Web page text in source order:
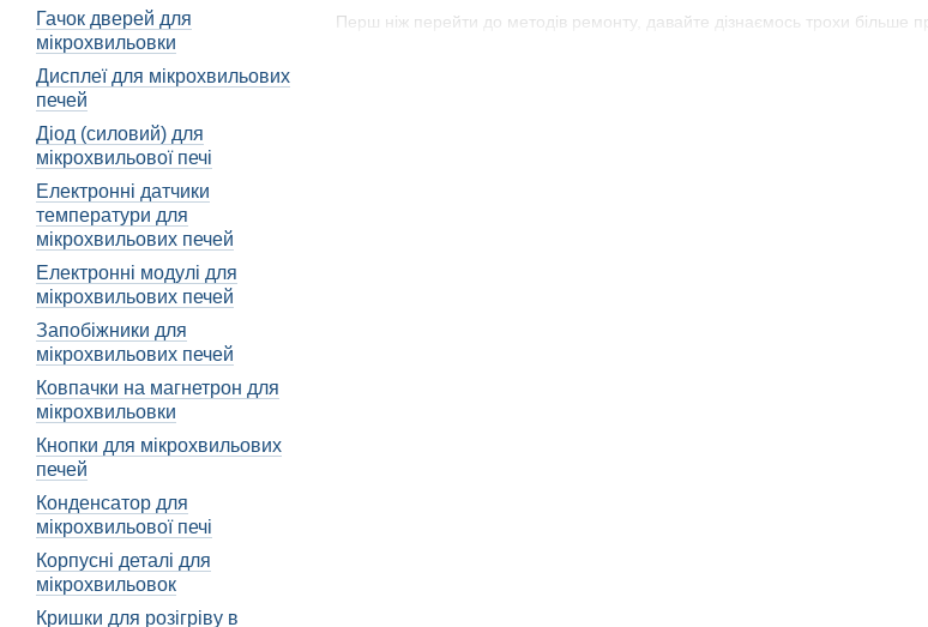
Перш ніж перейти до методів ремонту, давайте дізнаємось трохи більше
Гачок дверей для
мікрохвильовки
Дисплеї для мікрохвильових
печей
Діод (силовий) для
мікрохвильової печі
Електронні датчики
температури для
мікрохвильових печей
Електронні модулі для
мікрохвильових печей
Запобіжники для
мікрохвильових печей
Ковпачки на магнетрон для
мікрохвильовки
Кнопки для мікрохвильових
печей
Конденсатор для
мікрохвильової печі
Корпусні деталі для
мікрохвильовок
Кришки для розігріву в